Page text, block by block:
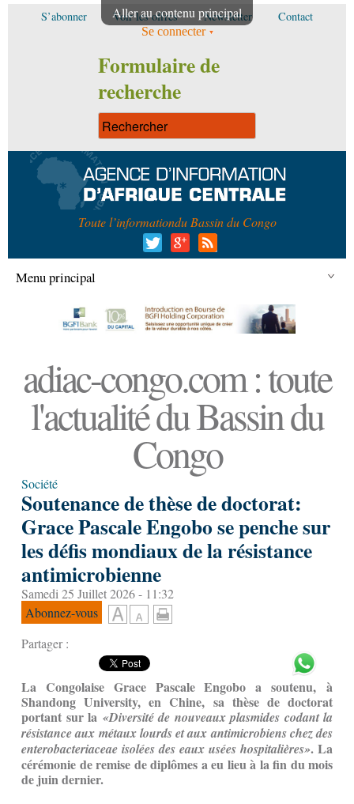
Aller au contenu principal
S’abonner Voir les offres Newsletter Contact
Se connecter
Formulaire de
recherche
Toute l’informationdu Bassin du Congo
Menu principal
adiac-congo.com : toute
l'actualité du Bassin du
Congo
Société
Soutenance de thèse de doctorat:
Grace Pascale Engobo se penche sur
les défis mondiaux de la résistance
antimicrobienne
Samedi 25 Juillet 2026 - 11:32
Abonnez-vous
Partager :
La Congolaise Grace Pascale Engobo a soutenu, à
Shandong University, en Chine, sa thèse de doctorat
portant sur la «Diversité de nouveaux plasmides codant la
résistance aux métaux lourds et aux antimicrobiens chez des
enterobacteriaceae isolées des eaux usées hospitalières». La
cérémonie de remise de diplômes a eu lieu à la fin du mois
de juin dernier.